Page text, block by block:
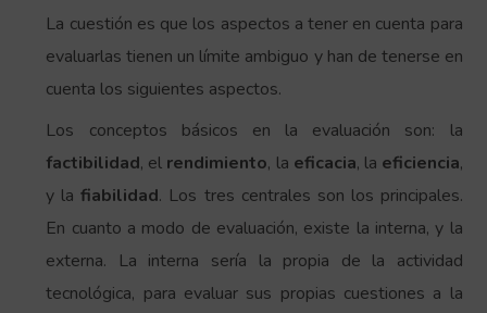
La cuestión es que los aspectos a tener en cuenta para
evaluarlas tienen un límite ambiguo y han de tenerse en
cuenta los siguientes aspectos.
Los conceptos básicos en la evaluación son: la
factibilidad, el rendimiento, la eficacia, la eficiencia,
y lafiabilidad. Los tres centrales son los principales.
En cuanto a modo de evaluación, existe la interna, y la
externa. La interna sería la propia de la actividad
tecnológica, para evaluar sus propias cuestiones a la